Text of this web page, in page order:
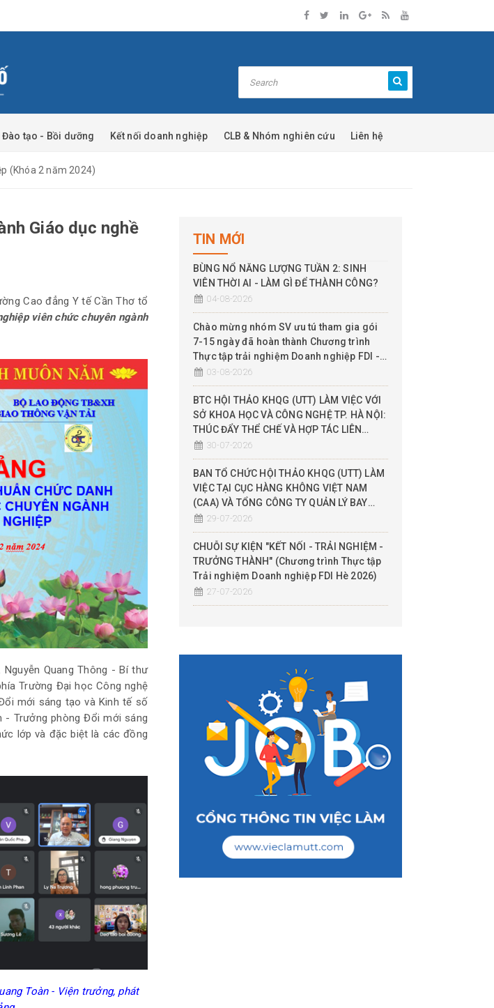
Đào tạo - Bồi dưỡng Kết nối doanh nghiệp CLB & Nhóm nghiên cứu Liên hệ
(Khóa 2 năm 2024)
Giáo dục nghề
Cao đẳng Y tế Cần Thơ tổ
viên chức chuyên ngành
Quang Thông - Bí thư
Trường Đại học Công nghệ
mới sáng tạo và Kinh tế số
- Trưởng phòng Đổi mới sáng
lớp và đặc biệt là các đồng
Toàn - Viện trưởng, phát
TIN MỚI
BÙNG NỔ NĂNG LƯỢNG TUẦN 2: SINH
VIÊN THỜI AI - LÀM GÌ ĐỂ THÀNH CÔNG?
04-08-2026
Chào mừng nhóm SV ưu tú tham gia gói
7-15 ngày đã hoàn thành Chương trình
Thực tập trải nghiệm Doanh nghiệp FDI -
Hè 2026
03-08-2026
BTC HỘI THẢO KHQG (UTT) LÀM VIỆC VỚI
SỞ KHOA HỌC VÀ CÔNG NGHỆ TP. HÀ NỘI:
THÚC ĐẨY THỂ CHẾ VÀ HỢP TÁC LIÊN
NGÀNH QUẢN LÝ KHÔNG GIAN TẦM THẤP
(UTM), ĐỀ XUẤT THỬ NGHIỆM SANDBOX
30-07-2026
BAN TỔ CHỨC HỘI THẢO KHQG (UTT) LÀM
VIỆC TẠI CỤC HÀNG KHÔNG VIỆT NAM
(CAA) VÀ TỔNG CÔNG TY QUẢN LÝ BAY
(VATM): ĐẨY MẠNH HỢP TÁC THỰC CHIẾN
THEO MÔ HÌNH 3 NHÀ (NHÀ NƯỚC - NHÀ
TRƯỜNG - DN)
29-07-2026
CHUỖI SỰ KIỆN "KẾT NỐI - TRẢI NGHIỆM -
TRƯỞNG THÀNH" (Chương trình Thực tập
Trải nghiệm Doanh nghiệp FDI Hè 2026)
27-07-2026